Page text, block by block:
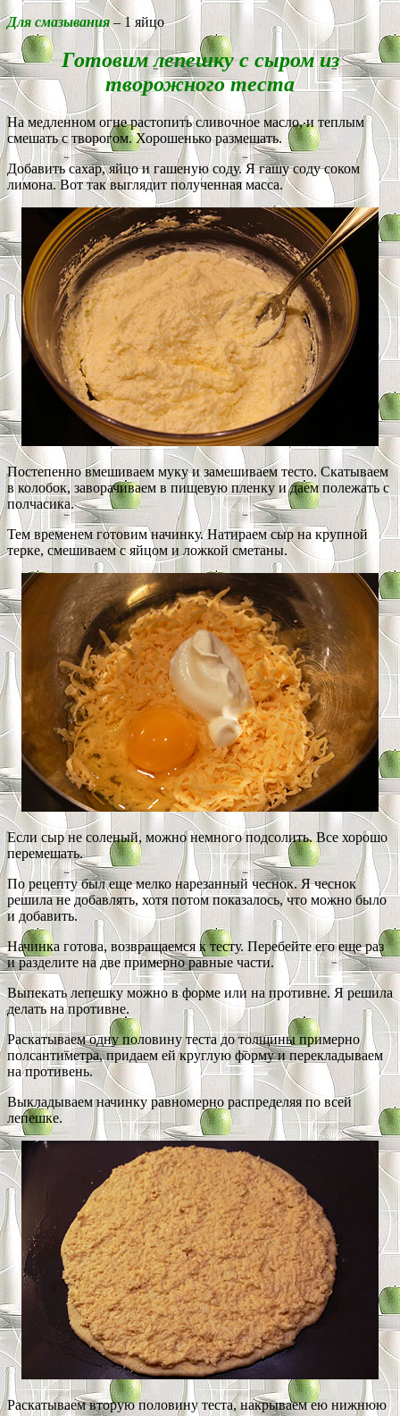
Для смазывания– 1 яйцо
Готовим лепешку с сыром из
творожного теста
На медленном огне растопить сливочное масло, и теплым
смешать с творогом. Хорошенько размешать.
Добавить сахар, яйцо и гашеную соду. Я гашу соду соком
лимона. Вот так выглядит полученная масса.
Постепенно вмешиваем муку и замешиваем тесто. Скатываем
в колобок, заворачиваем в пищевую пленку и даем полежать с
полчасика.
Тем временем готовим начинку. Натираем сыр на крупной
терке, смешиваем с яйцом и ложкой сметаны.
Если сыр не соленый, можно немного подсолить. Все хорошо
перемешать.
По рецепту был еще мелко нарезанный чеснок. Я чеснок
решила не добавлять, хотя потом показалось, что можно было
и добавить.
Начинка готова, возвращаемся к тесту. Перебейте его еще раз
и разделите на две примерно равные части.
Выпекать лепешку можно в форме или на противне. Я решила
делать на противне.
Раскатываем одну половину теста до толщины примерно
полсантиметра, придаем ей круглую форму и перекладываем
на противень.
Выкладываем начинку равномерно распределяя по всей
лепешке.
Раскатываем вторую половину теста, накрываем ею нижнюю